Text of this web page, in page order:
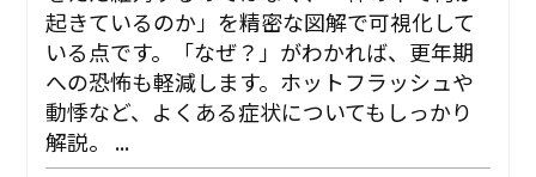
起きているのか」を精密な図解で可視化して
いる点です。「なぜ？」がわかれば、更年期
への恐怖も軽減します。ホットフラッシュや
動悸など、よくある症状についてもしっかり
解説。 ...